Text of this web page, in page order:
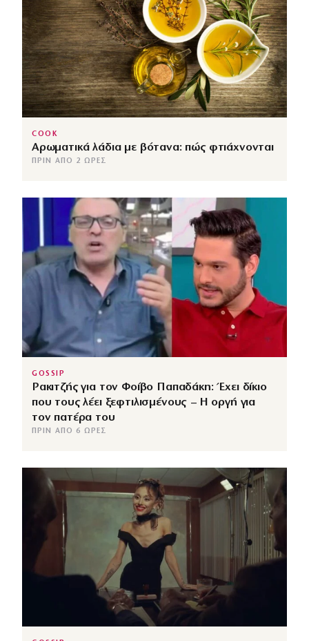
COOK
Αρωματικά λάδια με βότανα: πώς φτιάχνονται
ΠΡΙΝ ΑΠΌ 2 ΏΡΕΣ
GOSSIP
Ρακιτζής για τον Φοίβο Παπαδάκη: Έχει δίκιο
που τους λέει ξεφτιλισμένους – Η οργή για
τον πατέρα του
ΠΡΙΝ ΑΠΌ 6 ΏΡΕΣ